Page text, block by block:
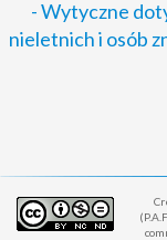
- Wytyczne
nieletnich i osób